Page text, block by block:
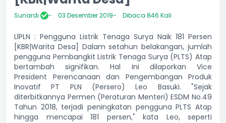
Sunardi 03 Desember 2019 Dibaca 846 Kali
LlPLN : Pengguna Listrik Tenaga Surya Naik 181 Persen
[KBR|Warita Desa] Dalam setahun belakangan, jumlah
pengguna Pembangkit Listrik Tenaga Surya (PLTS) Atap
bertambah signifikan. Hal ini dilaporkan Vice
President Perencanaan dan Pengembangan Produk
Inovatif PT PLN (Persero) Leo Basuki. "Sejak
diterbitkannya Permen (Peraturan Menteri) ESDM No.49
Tahun 2018, terjadi peningkatan pengguna PLTS Atap
hingga mencapai 181 persen," kata Leo, seperti